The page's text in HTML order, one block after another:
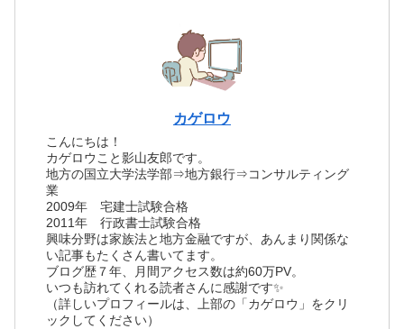
カゲロウ
こんにちは！
カゲロウこと影山友郎です。
地方の国立大学法学部⇒地方銀行⇒コンサルティング
業
2009年 宅建士試験合格
2011年 行政書士試験合格
興味分野は家族法と地方金融ですが、あんまり関係な
い記事もたくさん書いてます。
ブログ歴７年、月間アクセス数は約60万PV。
いつも訪れてくれる読者さんに感謝です✨
（詳しいプロフィールは、上部の「カゲロウ」をクリ
ックしてください）